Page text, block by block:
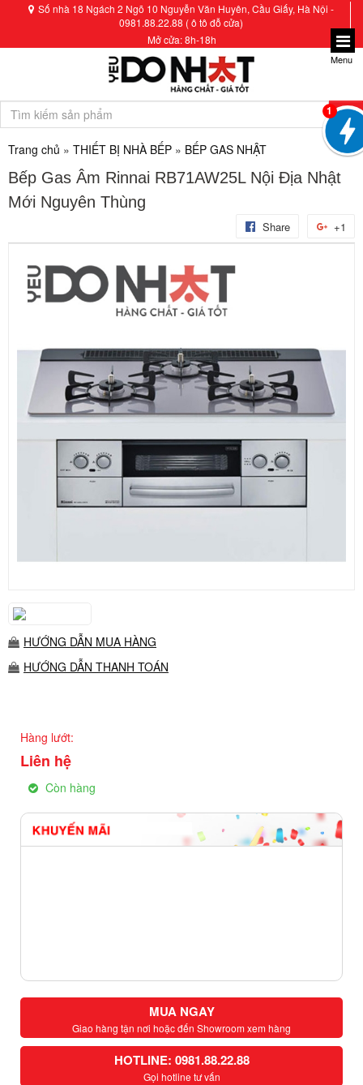
Số nhà 18 Ngách 2 Ngõ 10 Nguyễn Văn Huyên, Cầu Giấy, Hà Nội -
0981.88.22.88 ( ô tô đỗ cửa)
Mở cửa: 8h-18h
Menu
Trang chủ » THIẾT BỊ NHÀ BẾP » BẾP GAS NHẬT
Bếp Gas Âm Rinnai RB71AW25L Nội Địa Nhật
Mới Nguyên Thùng
+1
Share
HƯỚNG DẪN MUA HÀNG
HƯỚNG DẪN THANH TOÁN
Hàng lướt:
Liên hệ
Còn hàng
MUA NGAY
Giao hàng tận nơi hoặc đến Showroom xem hàng
HOTLINE: 0981.88.22.88
Gọi hotline tư vấn
1